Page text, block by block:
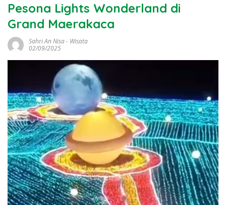
Pesona Lights Wonderland di
Grand Maerakaca
Sahri An Nisa- Wisata
02/09/2025